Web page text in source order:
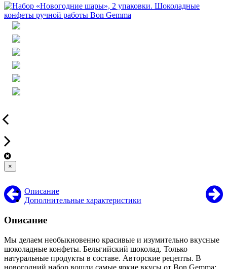
×
Описание
Дополнительные характеристики
Описание
Мы делаем необыкновенно красивые и изумительно вкусные
шоколадные конфеты. Бельгийский шоколад. Только
натуральные продукты в составе. Авторские рецепты. В
новогодний набор вошли самые яркие вкусы от Bon Gemma: